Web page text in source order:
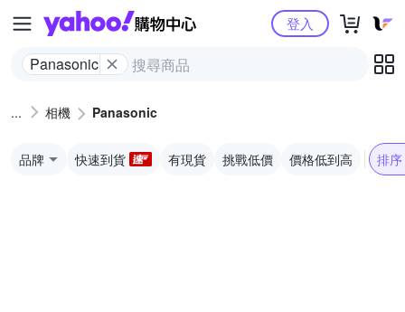
Yahoo購物中心
Panasonic
登入
相機 Panasonic
品牌 快速到貨 有現貨 挑戰低價 價格低到高 排序